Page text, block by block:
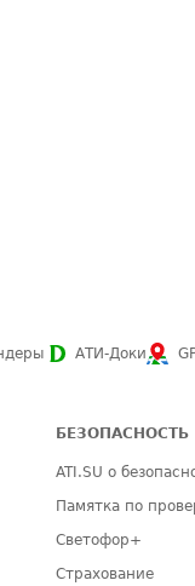
АТИ-Доки
БЕЗОПАСНОСТЬ
ATI.SU о
Памятка по
Светофор+
Страхование